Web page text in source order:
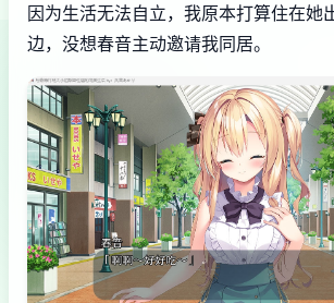
因为生活无法自立，我原本打算住在她
边，没想春音主动邀请我同居。